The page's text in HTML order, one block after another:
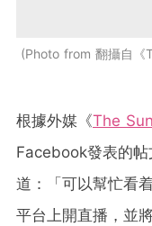
Photo from 翻攝自《
根據外媒《The Sun
Facebook發表的
道：「可以幫忙看
平台上開直播，並